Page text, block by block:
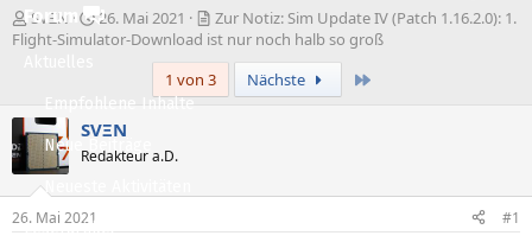
Forum
Empfohlene Inhalte
Neue Beiträge
Neueste Aktivitäten
Leserartikel
E
r
l
e
r
SVΞN
E
r
e
l
t
26. Mai 2021
Zur Notiz: Sim Update IV (Patch 1.16.2.0): 1.
Flight-Simulator-Download ist nur noch halb so groß
1 von 3
Nächste
SVΞN
Redakteur a.D.
26. Mai 2021 #1